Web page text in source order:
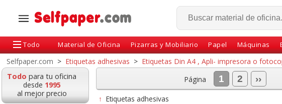
Todo Material de Oficina Pizarras y Mobiliario Papel Máquinas
Selfpaper.com > Etiquetas adhesivas > Etiquetas Din A4 , Apli- impresora o
Todo para tu oficina
desde 1995
al mejor precio
Página 1 2 ››
↑Etiquetas adhesivas